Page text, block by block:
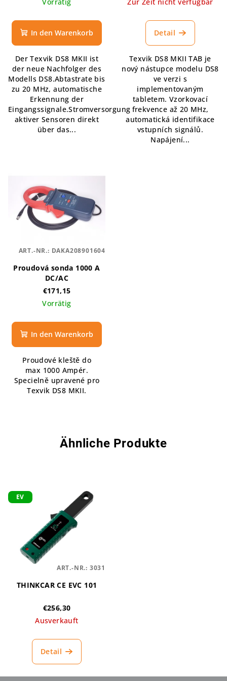
Vorrätig
In den Warenkorb
Der Texvik DS8 MKII ist
der neue Nachfolger des
Modells DS8.Abtastrate bis
zu 20 MHz, automatische
Erkennung der
Eingangssignale.Stromversorgung
aktiver Sensoren direkt
über das...
Zur Zeit nicht verfügbar
Detail
Texvik DS8 MKII TAB je
nový nástupce modelu DS8
ve verzi s
implementovaným
tabletem. Vzorkovací
frekvence až 20 MHz,
automatická identifikace
vstupních signálů.
Napájení...
Proudová sonda 1000 A
DC/AC
€171,15
Vorrätig
In den Warenkorb
Proudové kleště do
max 1000 Ampér.
Specielně upravené pro
Texvik DS8 MKII.
ART.-NR.: DAKA208901604
Ähnliche Produkte
EV
THINKCAR CE EVC 101
€256,30
Ausverkauft
Detail
ART.-NR.: 3031